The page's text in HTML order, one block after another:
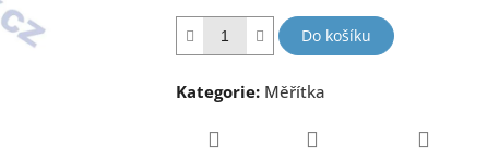
Do košíku
Kategorie: Měřítka